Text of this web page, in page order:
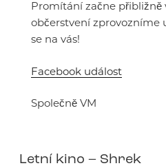
Promítání začne přibližně
občerstvení zprovozníme
se na vás!
Facebook událost
Společně VM
Letní kino – Shrek